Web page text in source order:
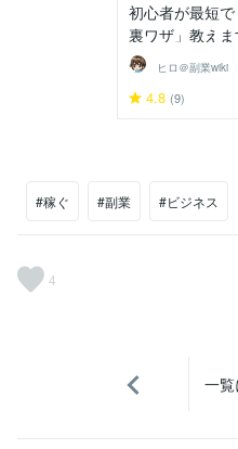
初心者が最短
裏ワザ」教えま
ヒロ＠副業wiki
4.8 (9)
#稼ぐ #副業 #ビジネス
4
一覧